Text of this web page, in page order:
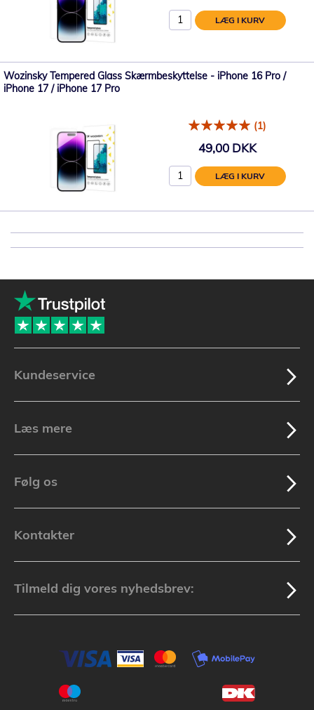
LÆG I KURV
Wozinsky Tempered Glass Skærmbeskyttelse - iPhone 16 Pro /
iPhone 17 / iPhone 17 Pro
(1)
49,00 DKK
LÆG I KURV
Kundeservice
Læs mere
Følg os
Kontakter
Tilmeld dig vores nyhedsbrev: